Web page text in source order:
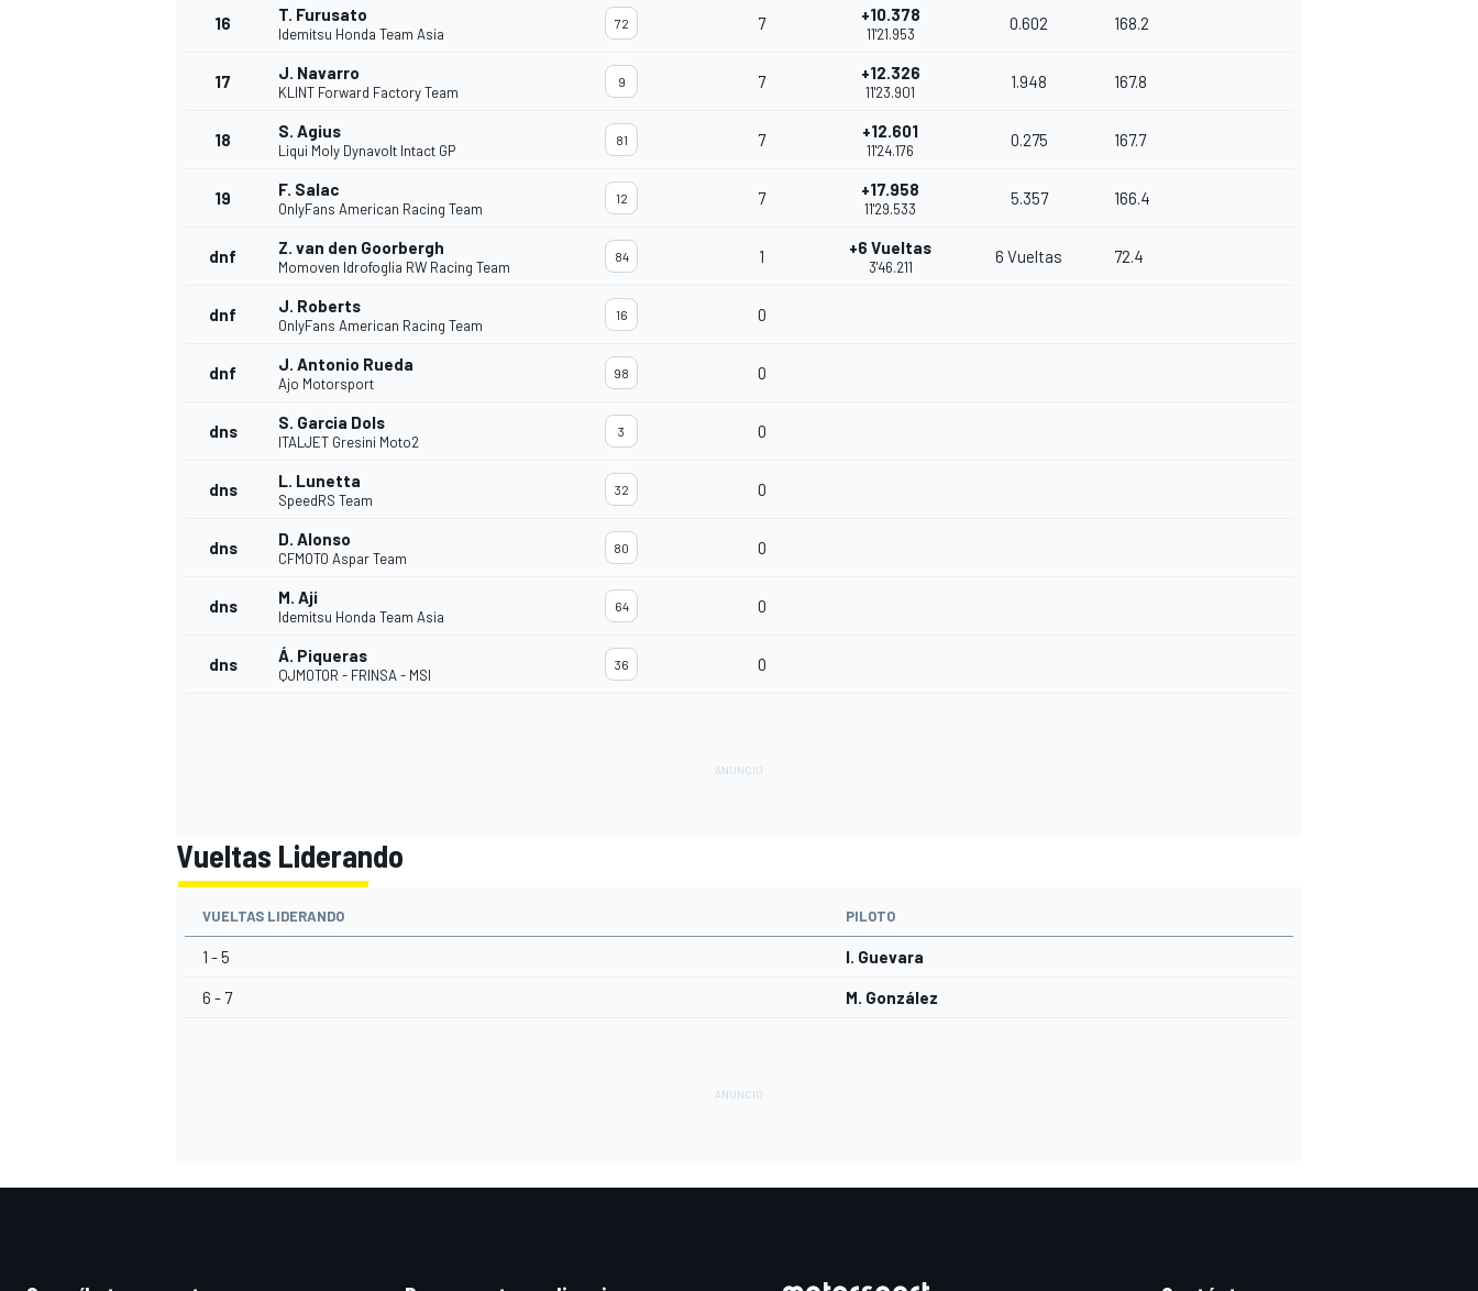
MÁS CATEGORÍAS
16 T. Furusato
Idemitsu Honda Team Asia
72 7 +10.378
11'21.953
0.602 168.2
17 J. Navarro
KLINT Forward Factory Team
9 7 +12.326
11'23.901
1.948 167.8
18 S. Agius
Liqui Moly Dynavolt Intact GP
81 7 +12.601
11'24.176
0.275 167.7
19 F. Salac
OnlyFans American Racing Team
12 7 +17.958
11'29.533
5.357 166.4
dnf Z. van den Goorbergh
Momoven Idrofoglia RW Racing Team
84 1 +6 Vueltas
3'46.211
6 Vueltas 72.4
dnf J. Roberts
OnlyFans American Racing Team
16 0
dnf J. Antonio Rueda
Ajo Motorsport
98 0
dns S. Garcia Dols
ITALJET Gresini Moto2
3 0
dns L. Lunetta
SpeedRS Team
32 0
dns D. Alonso
CFMOTO Aspar Team
80 0
dns M. Aji
Idemitsu Honda Team Asia
64 0
dns Á. Piqueras
QJMOTOR - FRINSA - MSI
36 0
Vueltas Liderando
VUELTAS LIDERANDO PILOTO
1 - 5 I. Guevara
6 - 7 M. González